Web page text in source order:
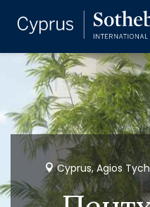
Cyprus, Agios